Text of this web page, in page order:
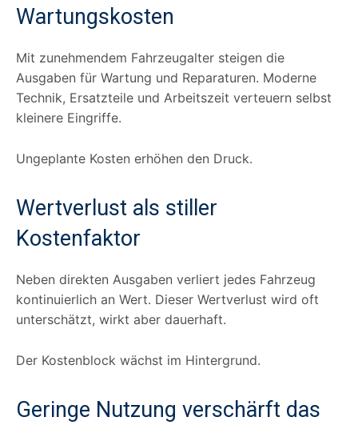
Wartungskosten
Mit zunehmendem Fahrzeugalter steigen die
Ausgaben für Wartung und Reparaturen. Moderne
Technik, Ersatzteile und Arbeitszeit verteuern selbst
kleinere Eingriffe.
Ungeplante Kosten erhöhen den Druck.
Wertverlust als stiller
Kostenfaktor
Neben direkten Ausgaben verliert jedes Fahrzeug
kontinuierlich an Wert. Dieser Wertverlust wird oft
unterschätzt, wirkt aber dauerhaft.
Der Kostenblock wächst im Hintergrund.
Geringe Nutzung verschärft das